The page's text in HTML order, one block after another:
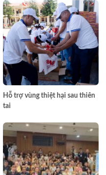
Hỗ trợ vùng thiệt hại sau thiên
tai